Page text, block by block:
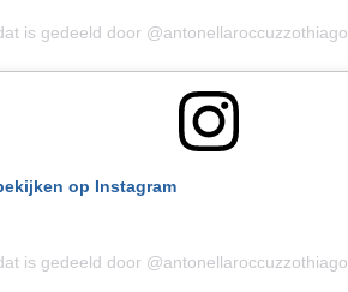
is gedeeld door @antonellaroccuzzothiago
op Instagram
is gedeeld door @antonellaroccuzzothiago